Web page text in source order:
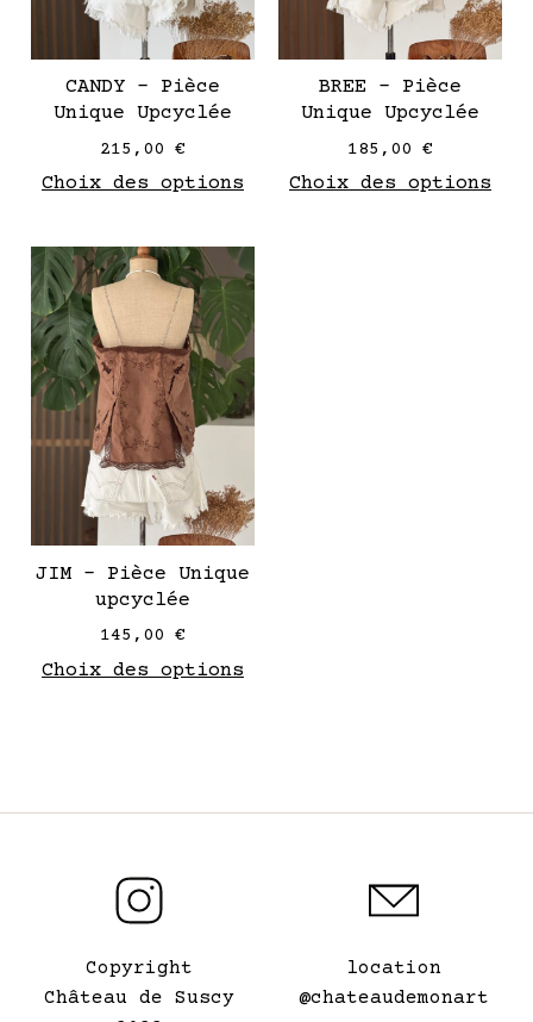
CANDY – Pièce
Unique Upcyclée
215,00 €
Choix des options
être
choisies
produit
BREE – Pièce
Unique Upcyclée
185,00 €
Choix des options
JIM – Pièce Unique
upcyclée
145,00 €
Choix des options
produit
a
plusieurs
variantes.
Les
être
choisies
produit
Copyright
Château de Suscy
location
@chateaudemonart